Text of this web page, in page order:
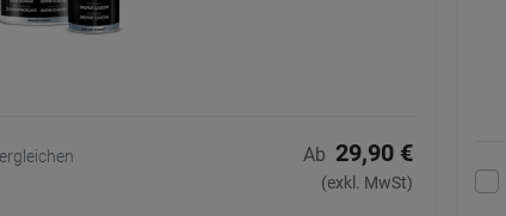
Ab 29,90 €
(exkl. MwSt)